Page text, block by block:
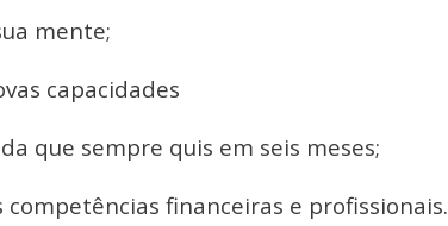
mente;
capacidades
que sempre quis em seis meses;
competências financeiras e profissionais.